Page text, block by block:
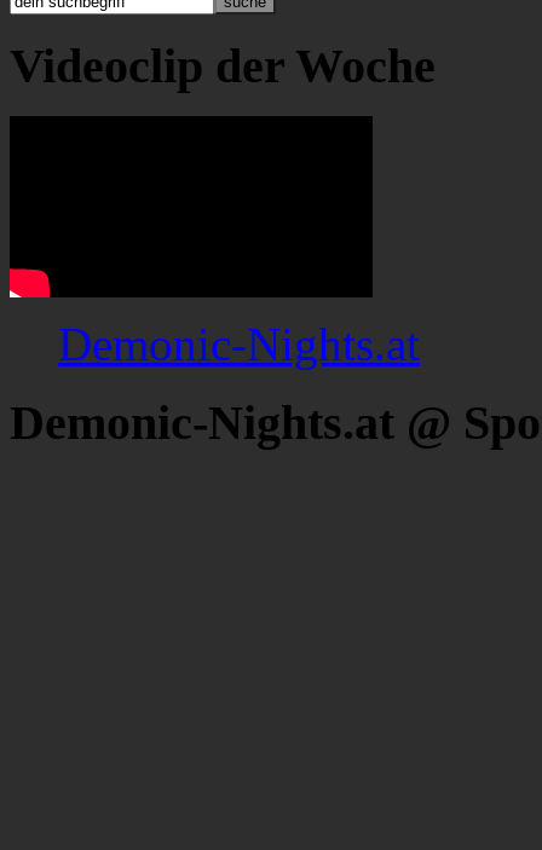
Videoclip der Woche
Demonic-Nights.at
Demonic-Nights.at @